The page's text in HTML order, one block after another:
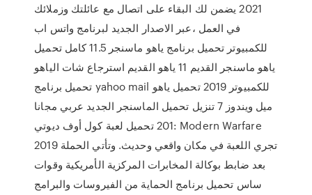
2021 يضمن لك البقاء على اتصال مع عائلتك وزملائك
في العمل ،عبر الاصدار الجديد لبرنامج واتس اب
للكمبيوتر تحميل برنامج ياهو ماسنجر 11.5 كامل تحميل
ياهو ماسنجر القديم 11 ياهو القديم استرجاع شات الياهو
تحميل برنامج yahoo mail للكمبيوتر 2019 تحميل ياهو
ميل ويندوز 7 تنزيل تحميل الماسنجر الجديد عربي مجانا
201 تحميل لعبة كول أوف ديوتي: Modern Warfare
2019 تجري اللعبة في مكان واقعي وحديث. وتأتي الحملة
بعد ضابط بوكالة المخابرات المركزية الأمريكية وقوات
ساس تحميل برنامج الحماية من الفيروسات والبرامج